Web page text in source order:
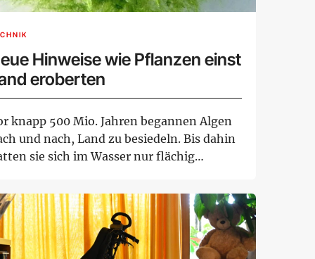
Hinweise wie Pflanzen einst
eroberten
knapp 500 Mio. Jahren begannen Algen
und nach, Land zu besiedeln. Bis dahin
sie sich im Wasser nur flächig